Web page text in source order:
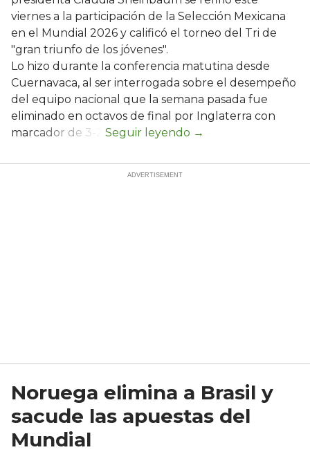
viernes a la participación de la Selección Mexicana
en el Mundial 2026 y calificó el torneo del Tri de
"gran triunfo de los jóvenes".
Lo hizo durante la conferencia matutina desde
Cuernavaca, al ser interrogada sobre el desempeño
del equipo nacional que la semana pasada fue
eliminado en octavos de final por Inglaterra con
marcador de 3-2.
Noruega elimina a Brasil y
sacude las apuestas del
Mundial